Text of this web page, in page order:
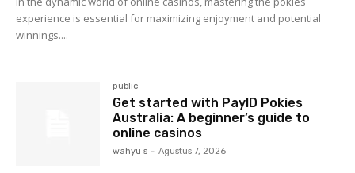
experience is essential for maximizing enjoyment and potential
winnings....
public
Get started with PayID Pokies
Australia: A beginner’s guide to
online casinos
wahyu s - Agustus 7, 2026